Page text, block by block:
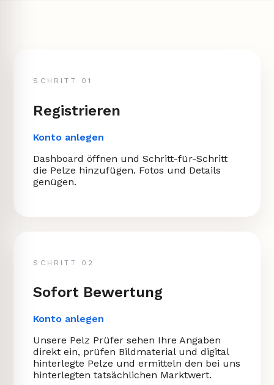
SCHRITT 01
Registrieren
Konto anlegen
Dashboard öffnen und Schritt-für-Schritt
die Pelze hinzufügen. Fotos und Details
genügen.
SCHRITT 02
Sofort Bewertung
Konto anlegen
Unsere Pelz Prüfer sehen Ihre Angaben
direkt ein, prüfen Bildmaterial und digital
hinterlegte Pelze und ermitteln den bei uns
hinterlegten tatsächlichen Marktwert.